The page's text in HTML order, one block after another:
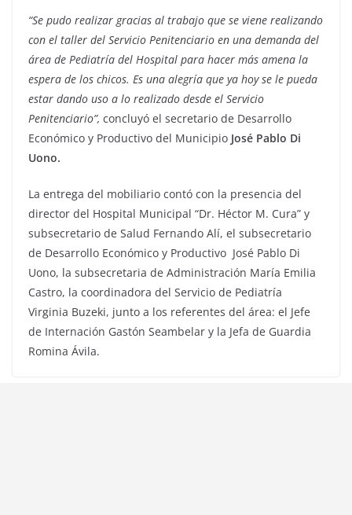
“Se pudo realizar gracias al trabajo que se viene realizando
con el taller del Servicio Penitenciario en una demanda del
área de Pediatría del Hospital para hacer más amena la
espera de los chicos. Es una alegría que ya hoy se le pueda
estar dando uso a lo realizado desde el Servicio
Penitenciario”, concluyó el secretario de Desarrollo
Económico y Productivo del Municipio José Pablo Di
Uono.
La entrega del mobiliario contó con la presencia del
director del Hospital Municipal “Dr. Héctor M. Cura” y
subsecretario de Salud Fernando Alí, el subsecretario
de Desarrollo Económico y Productivo José Pablo Di
Uono, la subsecretaria de Administración María Emilia
Castro, la coordinadora del Servicio de Pediatría
Virginia Buzeki, junto a los referentes del área: el Jefe
de Internación Gastón Seambelar y la Jefa de Guardia
Romina Ávila.